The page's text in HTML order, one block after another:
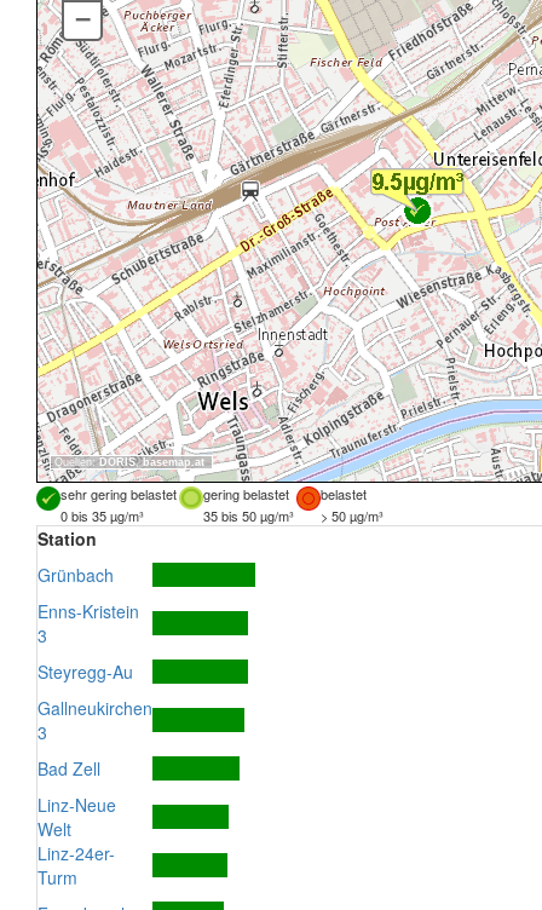
Quellen: DORIS, basemap.at
–
sehr gering belastet gering belastet
belastet
0 bis 35 µg/m³
35 bis 50 µg/m³ > 50 µg/m³
Station
Grünbach
Enns-Kristein
3
Steyregg-Au
Gallneukirchen
3
Bad Zell
Linz-Neue
Welt
Linz-24er-
Turm